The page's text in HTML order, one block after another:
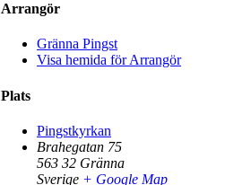
Arrangör
Gränna Pingst
Visa hemida för Arrangör
Plats
Pingstkyrkan
Brahegatan 75
563 32 Gränna
Sverige + Google Map